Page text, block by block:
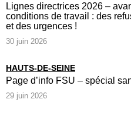
Lignes directrices 2026 –
conditions de travail : des
et des urgences !
30 juin 2026
HAUTS-DE-SEINE
Page d’info FSU – spécial
29 juin 2026